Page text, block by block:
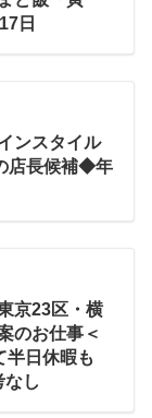
日
ンスタイル
店長候補◆年
京23区・横
のお仕事＜
半日休暇も
し